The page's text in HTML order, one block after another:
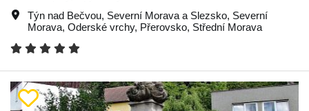
Týn nad Bečvou, Severní Morava a Slezsko, Severní
Morava, Oderské vrchy, Přerovsko, Střední Morava